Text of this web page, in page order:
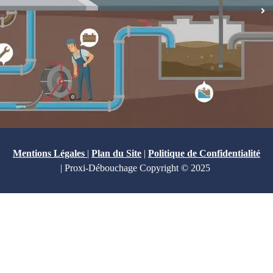
Mentions Légales | Plan du Site | Politique de Confidentialité
| Proxi-Débouchage Copyright © 2025